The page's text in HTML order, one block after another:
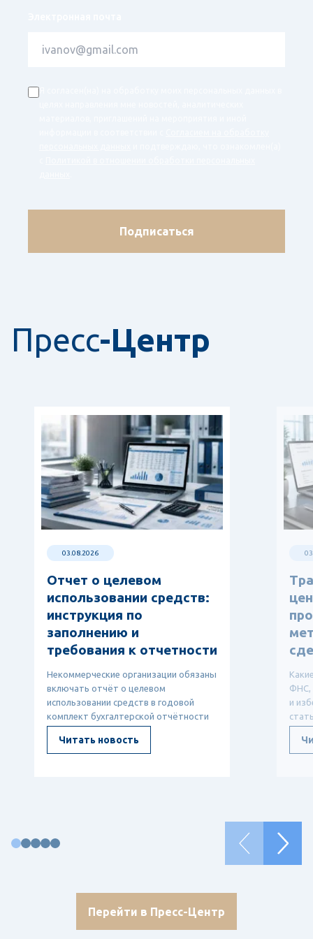
Подписаться
Пресс-Центр
03.08.2026
Отчет о целевом
использовании средств:
инструкция по
заполнению и
требования к отчетности
Некоммерческие организации обязаны
включать отчёт о целевом
использовании средств в годовой
комплект бухгалтерской отчётности
Читать новость
ФНС,
и
Перейти в Пресс-Центр